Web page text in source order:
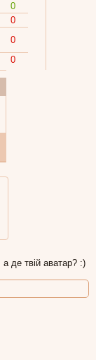
0
0
0
0
а де твій аватар? :)